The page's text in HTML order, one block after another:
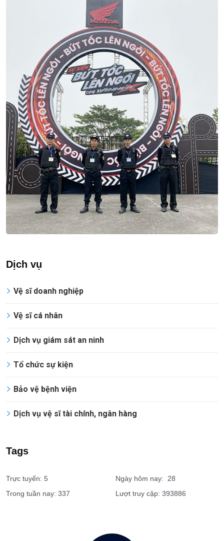
Dịch vụ
Vệ sĩ doanh nghiệp
Vệ sĩ cá nhân
Dịch vụ giám sát an ninh
Tổ chức sự kiện
Bảo vệ bệnh viện
Dịch vụ vệ sĩ tài chính, ngân hàng
Tags
Trực tuyến: 5
Ngày hôm nay: 28
Trong tuần nay: 337
Lượt truy cập: 393886